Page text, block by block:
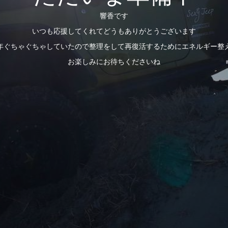
響香です
いつも応援してくれてどうもありがとうございます
ぐちゃぐちゃしていたので整理をして再復活するためにエネルギー整
お楽しみにお待ちくださいね